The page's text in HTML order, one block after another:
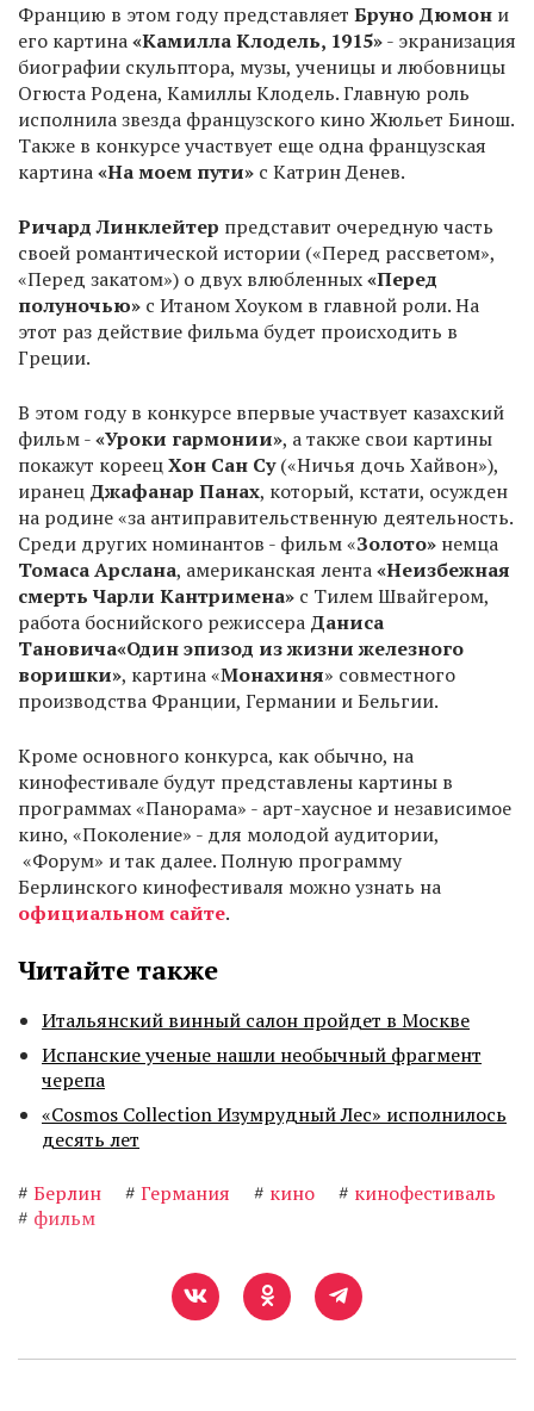
Францию в этом году представляет Бруно Дюмон и
его картина«Камилла Клодель, 1915»- экранизация
биографии скульптора, музы, ученицы и любовницы
Огюста Родена, Камиллы Клодель. Главную роль
исполнила звезда французского кино Жюльет Бинош.
Также в конкурсе участвует еще одна французская
картина«На моем пути» с Катрин Денев.
Ричард Линклейтер представит очередную часть
своей романтической истории («Перед рассветом»,
«Перед закатом») о двух влюбленных«Перед
полуночью» с Итаном Хоуком в главной роли. На
этот раз действие фильма будет происходить в
Греции.
В этом году в конкурсе впервые участвует казахский
фильм -«Уроки гармонии», а также свои картины
покажут кореецХон Сан Су(«Ничья дочь Хайвон»),
иранец Джафанар Панах, который, кстати, осужден
на родине «за антиправительственную деятельность.
Среди других номинантов - фильм «Золото» немца
Томаса Арслана, американская лента«Неизбежная
смерть Чарли Кантримена» с Тилем Швайгером,
работа боснийского режиссера Даниса
Тановича«Один эпизод из жизни железного
воришки», картина «Монахиня» совместного
производства Франции, Германии и Бельгии.
Кроме основного конкурса, как обычно, на
кинофестивале будут представлены картины в
программах «Панорама» - арт-хаусное и независимое
кино, «Поколение» - для молодой аудитории,
«Форум» и так далее. Полную программу
Берлинского кинофестиваля можно узнать на
официальном сайте.
Читайте также
Итальянский винный салон пройдет в Москве
Испанские ученые нашли необычный фрагмент
черепа
«Cosmos Collection Изумрудный Лес» исполнилось
десять лет
# Берлин # Германия # кино # кинофестиваль
# фильм